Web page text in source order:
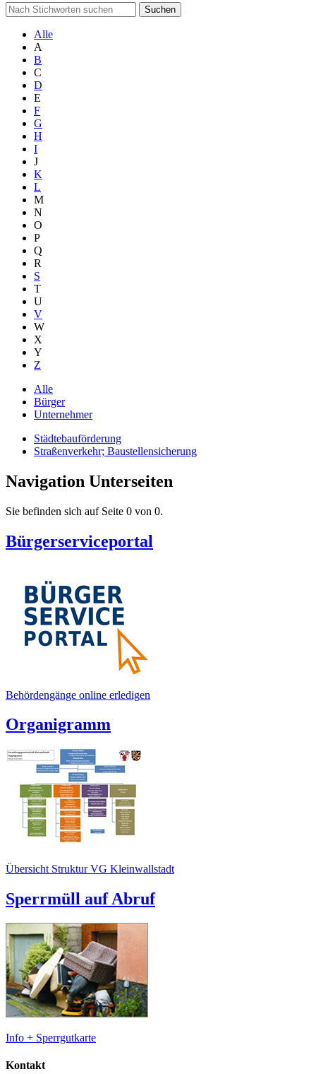
Suchen
Alle
A
B
C
D
E
F
G
H
I
J
K
L
M
N
O
P
Q
R
S
T
U
V
W
X
Y
Z
Alle
Bürger
Unternehmer
Städtebauförderung
Straßenverkehr; Baustellensicherung
Navigation Unterseiten
Sie befinden sich auf Seite 0 von 0.
Bürgerserviceportal
Behördengänge online erledigen
Organigramm
Übersicht Struktur VG Kleinwallstadt
Sperrmüll auf Abruf
Info + Sperrgutkarte
Kontakt